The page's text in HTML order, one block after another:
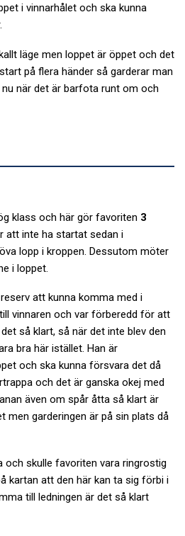
i vinnarhålet och ska kunna
läge men loppet är öppet och det
på flera händer så garderar man
när det är barfota runt om och
klass och här gör favoriten 3
att inte ha startat sedan i
lopp i kroppen. Dessutom möter
i loppet.
att kunna komma med i
vinnaren och var förberedd för att
så klart, så när det inte blev den
bra här istället. Han är
och ska kunna försvara det då
och det är ganska okej med
även om spår åtta så klart är
men garderingen är på sin plats då
och skulle favoriten vara ringrostig
kartan att den här kan ta sig förbi i
till ledningen är det så klart